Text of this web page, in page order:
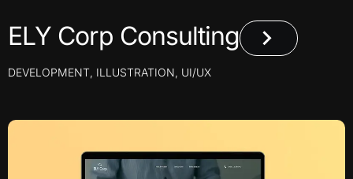
ELY Corp Consulting
DEVELOPMENT, ILLUSTRATION, UI/UX